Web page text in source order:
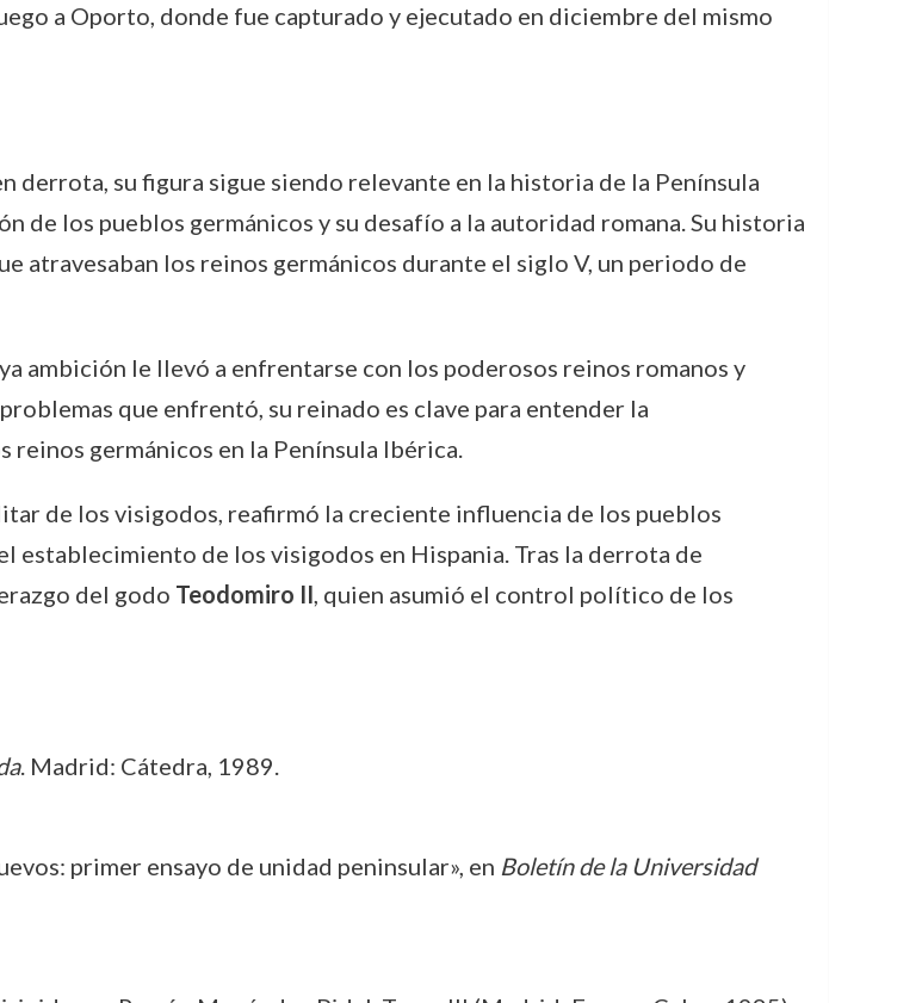
a Oporto, donde fue capturado y ejecutado en diciembre del mismo
su figura sigue siendo relevante en la historia de la Península
de los pueblos germánicos y su desafío a la autoridad romana. Su historia
atravesaban los reinos germánicos durante el siglo V, un periodo de
ambición le llevó a enfrentarse con los poderosos reinos romanos y
que enfrentó, su reinado es clave para entender la
reinos germánicos en la Península Ibérica.
de los visigodos, reafirmó la creciente influencia de los pueblos
establecimiento de los visigodos en Hispania. Tras la derrota de
del godo Teodomiro II, quien asumió el control político de los
. Madrid: Cátedra, 1989.
primer ensayo de unidad peninsular», en Boletín de la Universidad